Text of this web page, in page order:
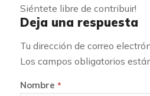
Siéntete libre de contribuir!
Deja una respuesta
Tu dirección de correo
Los campos obligatorios
Nombre *